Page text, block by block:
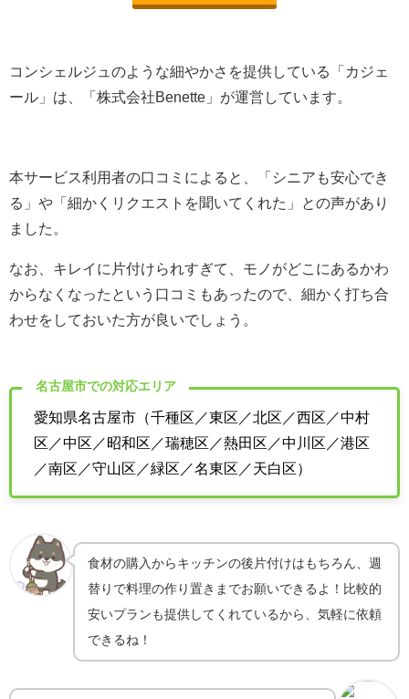
コンシェルジュのような細やかさを提供している「カジェ
ール」は、「株式会社Benette」が運営しています。
本サービス利用者の口コミによると、「シニアも安心でき
る」や「細かくリクエストを聞いてくれた」との声があり
ました。
なお、キレイに片付けられすぎて、モノがどこにあるかわ
からなくなったという口コミもあったので、細かく打ち合
わせをしておいた方が良いでしょう。
名古屋市での対応エリア
愛知県名古屋市（千種区／東区／北区／西区／中村
区／中区／昭和区／瑞穂区／熱田区／中川区／港区
／南区／守山区／緑区／名東区／天白区）
食材の購入からキッチンの後片付けはもちろん、週
替りで料理の作り置きまでお願いできるよ！比較的
安いプランも提供してくれているから、気軽に依頼
できるね！